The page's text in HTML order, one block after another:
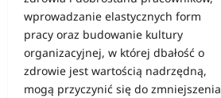
wprowadzanie elastycznych form
pracy oraz budowanie kultury
organizacyjnej, w której dbałość o
zdrowie jest wartością nadrzędną,
mogą przyczynić się do zmniejszenia